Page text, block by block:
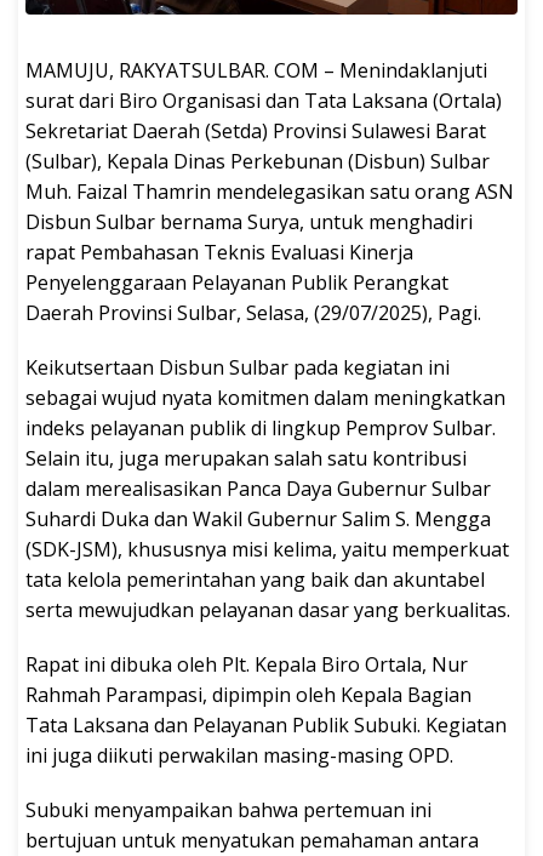
MAMUJU, RAKYATSULBAR. COM – Menindaklanjuti
surat dari Biro Organisasi dan Tata Laksana (Ortala)
Sekretariat Daerah (Setda) Provinsi Sulawesi Barat
(Sulbar), Kepala Dinas Perkebunan (Disbun) Sulbar
Muh. Faizal Thamrin mendelegasikan satu orang ASN
Disbun Sulbar bernama Surya, untuk menghadiri
rapat Pembahasan Teknis Evaluasi Kinerja
Penyelenggaraan Pelayanan Publik Perangkat
Daerah Provinsi Sulbar, Selasa, (29/07/2025), Pagi.
Keikutsertaan Disbun Sulbar pada kegiatan ini
sebagai wujud nyata komitmen dalam meningkatkan
indeks pelayanan publik di lingkup Pemprov Sulbar.
Selain itu, juga merupakan salah satu kontribusi
dalam merealisasikan Panca Daya Gubernur Sulbar
Suhardi Duka dan Wakil Gubernur Salim S. Mengga
(SDK-JSM), khususnya misi kelima, yaitu memperkuat
tata kelola pemerintahan yang baik dan akuntabel
serta mewujudkan pelayanan dasar yang berkualitas.
Rapat ini dibuka oleh Plt. Kepala Biro Ortala, Nur
Rahmah Parampasi, dipimpin oleh Kepala Bagian
Tata Laksana dan Pelayanan Publik Subuki. Kegiatan
ini juga diikuti perwakilan masing-masing OPD.
Subuki menyampaikan bahwa pertemuan ini
bertujuan untuk menyatukan pemahaman antara